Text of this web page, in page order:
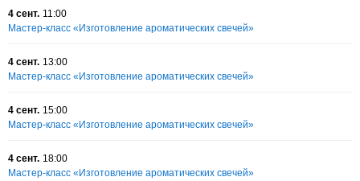
4 сент. 11:00
Мастер-класс «Изготовление ароматических свечей»
4 сент. 13:00
Мастер-класс «Изготовление ароматических свечей»
4 сент. 15:00
Мастер-класс «Изготовление ароматических свечей»
4 сент. 18:00
Мастер-класс «Изготовление ароматических свечей»